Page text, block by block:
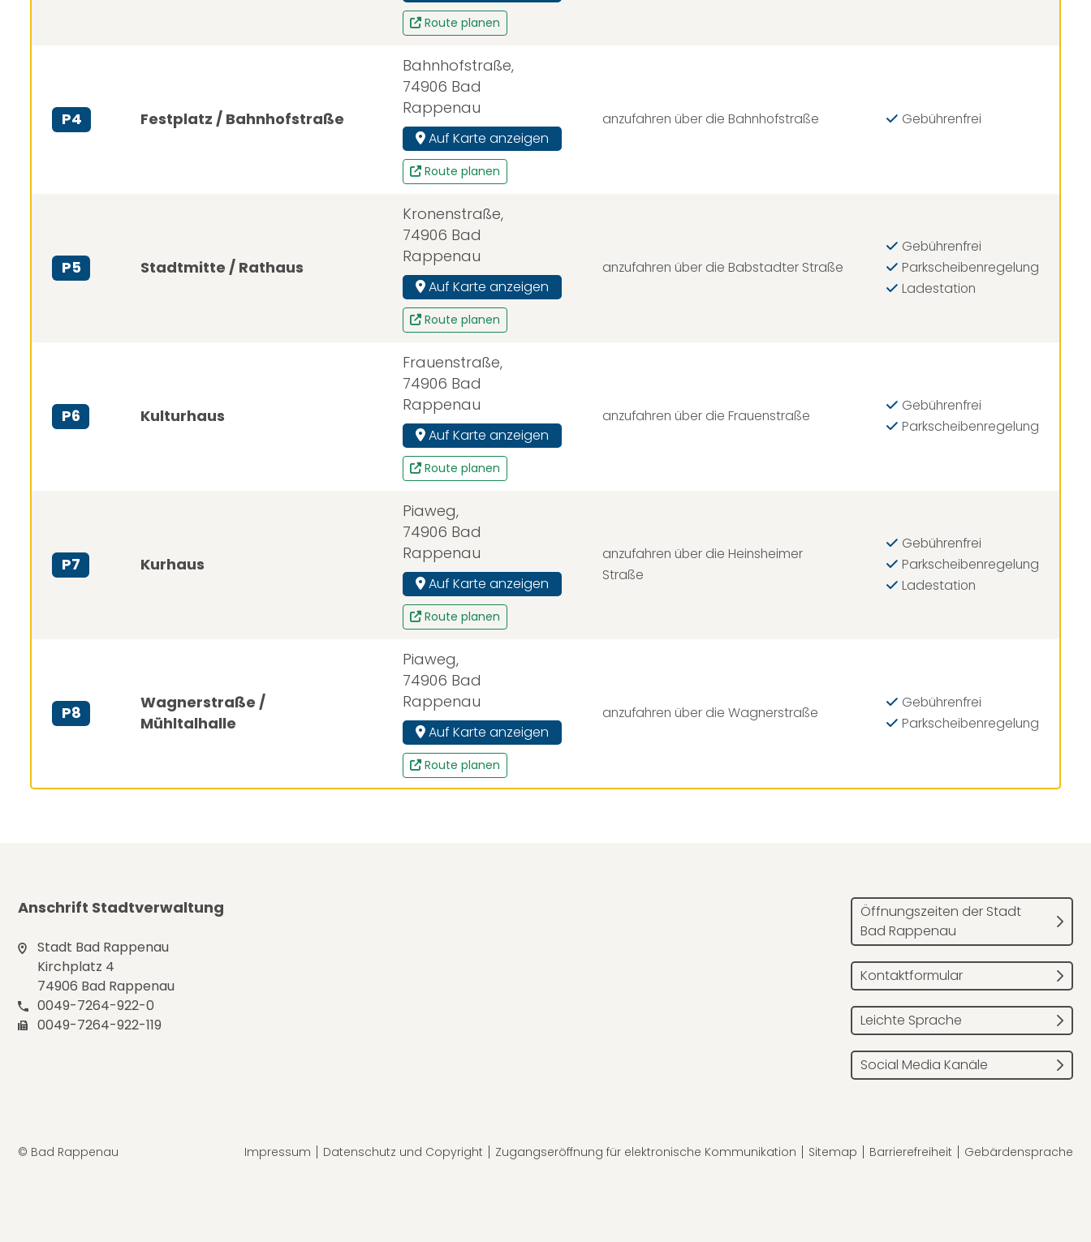
Route planen
P4 Festplatz / Bahnhofstraße
Bahnhofstraße,
74906 Bad
Rappenau
Auf Karte anzeigen
Route planen
anzufahren über die Bahnhofstraße Gebührenfrei
P5 Stadtmitte / Rathaus
Kronenstraße,
74906 Bad
Rappenau
Auf Karte anzeigen
Route planen
anzufahren über die Babstadter Straße
Gebührenfrei
Parkscheibenregelung
Ladestation
P6 Kulturhaus
Frauenstraße,
74906 Bad
Rappenau
Auf Karte anzeigen
Route planen
anzufahren über die Frauenstraße
Gebührenfrei
Parkscheibenregelung
P7 Kurhaus
Piaweg,
74906 Bad
Rappenau
Auf Karte anzeigen
Route planen
anzufahren über die Heinsheimer
Straße
Gebührenfrei
Parkscheibenregelung
Ladestation
P8
Wagnerstraße /
Mühltalhalle
Piaweg,
74906 Bad
Rappenau
Auf Karte anzeigen
Route planen
anzufahren über die Wagnerstraße
Gebührenfrei
Parkscheibenregelung
Anschrift Stadtverwaltung
Stadt Bad Rappenau
Kirchplatz 4
74906 Bad Rappenau
0049-7264-922-0
0049-7264-922-119
Öffnungszeiten der Stadt
Bad Rappenau
Kontaktformular
Leichte Sprache
Social Media Kanäle
© Bad Rappenau Impressum Datenschutz und Copyright Zugangseröffnung für elektronische Kommunikation Sitemap Barrierefreiheit Gebärdensprache